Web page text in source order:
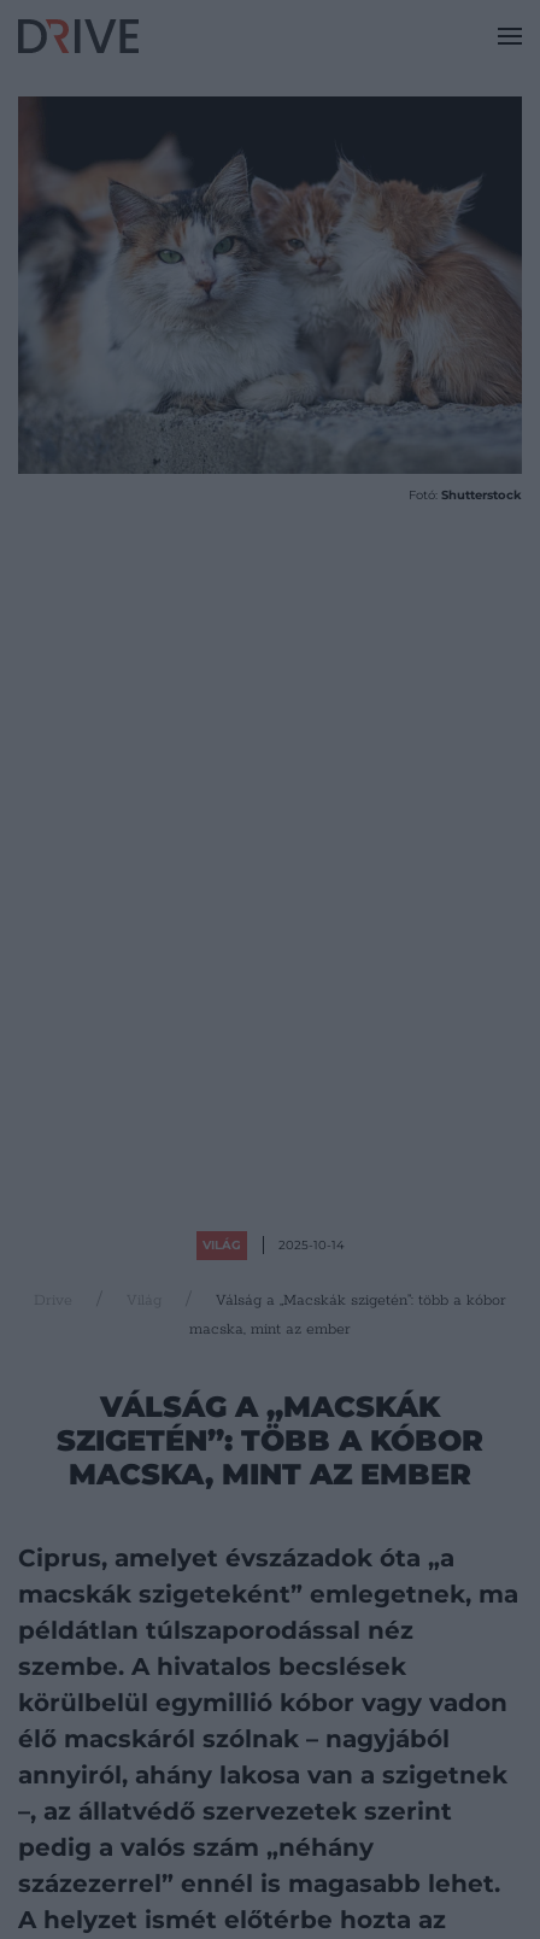
Fotó: Shutterstock
VILÁG 2025-10-14
Drive Világ
Válság a „Macskák szigetén”: több a kóbor
macska, mint az ember
VÁLSÁG A „MACSKÁK
SZIGETÉN”: TÖBB A KÓBOR
MACSKA, MINT AZ EMBER
Ciprus, amelyet évszázadok óta „a
macskák szigeteként” emlegetnek, ma
példátlan túlszaporodással néz
szembe. A hivatalos becslések
körülbelül egymillió kóbor vagy vadon
élő macskáról szólnak – nagyjából
annyiról, ahány lakosa van a szigetnek
–, az állatvédő szervezetek szerint
pedig a valós szám „néhány
százezerrel” ennél is magasabb lehet.
A helyzet ismét előtérbe hozta az